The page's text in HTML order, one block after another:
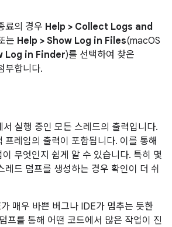
료의 경우 Help > Collect Logs and
는 Help > Show Log in Files(macOS
Log in Finder)를 선택하여 찾은
부합니다.
실행 중인 모든 스레드의 출력입니다.
프레임의 출력이 포함됩니다. 이를 통해
무엇인지 쉽게 알 수 있습니다. 특히 몇
레드 덤프를 생성하는 경우 확인이 더 쉬
매우 바쁜 버그나 IDE가 멈추는 듯한
프를 통해 어떤 코드에서 많은 작업이 진